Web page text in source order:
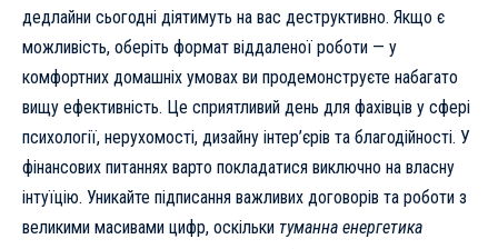
дедлайни сьогодні діятимуть на вас деструктивно. Якщо є
можливість, оберіть формат віддаленої роботи — у
комфортних домашніх умовах ви продемонструєте набагато
вищу ефективність. Це сприятливий день для фахівців у сфері
психології, нерухомості, дизайну інтер’єрів та благодійності. У
фінансових питаннях варто покладатися виключно на власну
інтуїцію. Уникайте підписання важливих договорів та роботи з
великими масивами цифр, оскільки туманна енергетика